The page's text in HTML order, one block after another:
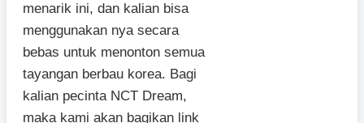
menarik ini, dan kalian bisa
menggunakan nya secara
bebas untuk menonton semua
tayangan berbau korea. Bagi
kalian pecinta NCT Dream,
maka kami akan bagikan link